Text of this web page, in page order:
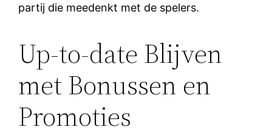
partij die meedenkt met de spelers.
Up-to-date Blijven
met Bonussen en
Promoties